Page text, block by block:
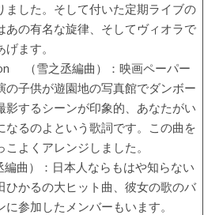
ました。そして付いた定期ライブの
あの有名な旋律、そしてヴィオラで
ます。
（雪之丞編曲）：映画ペーパー
の子供が遊園地の写真館でダンボー
影するシーンが印象的、あなたがい
なるのよという歌詞です。この曲を
よくアレンジしました。
曲）：日本人ならもはや知らない
かるの大ヒット曲、彼女の歌のバ
参加したメンバーもいます。